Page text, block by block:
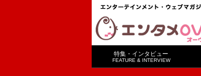
特集・インタビュー
FEATURE & INTERVIEW